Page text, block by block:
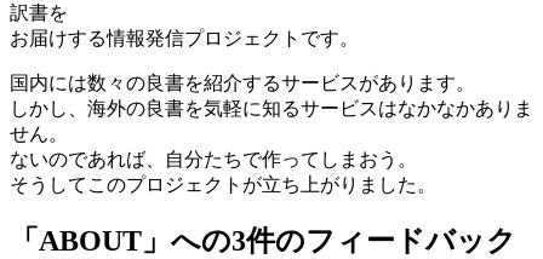
訳書を
お届けする情報発信プロジェクトです。
国内には数々の良書を紹介するサービスがあります。
しかし、海外の良書を気軽に知るサービスはなかなかありま
せん。
ないのであれば、自分たちで作ってしまおう。
そうしてこのプロジェクトが立ち上がりました。
「 ABOUT 」への3件のフィードバック